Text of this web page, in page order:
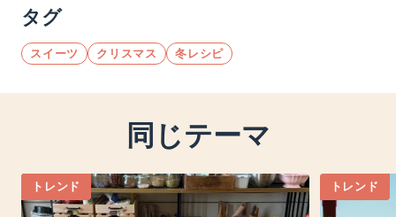
タグ
スイーツ クリスマス 冬レシピ
同じテーマ
トレンド トレンド